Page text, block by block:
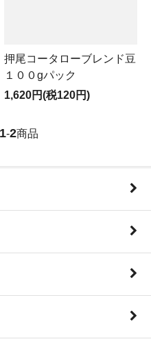
押尾コータローブレンド豆
１００gパック
1,620円(税120円)
1-2商品